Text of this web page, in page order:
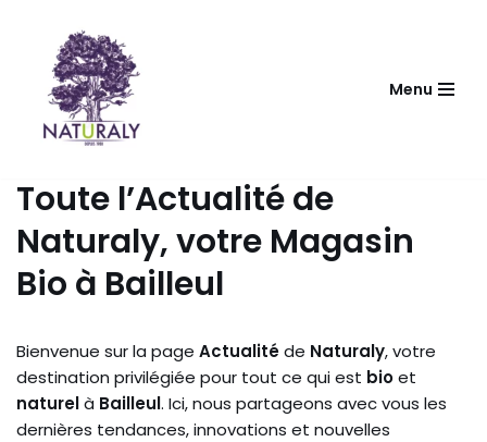
contenu
Menu
Toute l’Actualité de
Naturaly, votre Magasin
Bio à Bailleul
Bienvenue sur la page Actualitéde Naturaly, votre
destination privilégiée pour tout ce qui est bioet
naturelà Bailleul. Ici, nous partageons avec vous les
dernières tendances, innovations et nouvelles